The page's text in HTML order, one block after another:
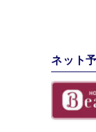
ネット